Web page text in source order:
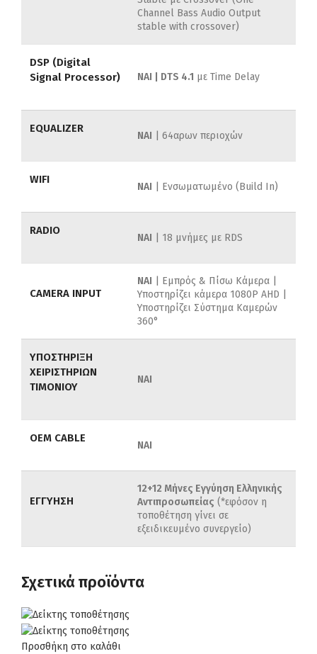
Channel Bass Audio Output
stable with crossover)
DSP (Digital
Signal Processor)
ΝΑΙ | DTS 4.1 με Time Delay
EQUALIZER
NAI | 64αρων περιοχών
WIFI
ΝΑΙ | Ενσωματωμένο (Build In)
RADIO
ΝΑΙ | 18 μνήμες με RDS
CAMERA INPUT
ΝΑΙ | Εμπρός & Πίσω Κάμερα |
Υποστηρίζει κάμερα 1080P AHD |
Υποστηρίζει Σύστημα Καμερών
360°
ΥΠΟΣΤΗΡΙΞΗ
ΧΕΙΡΙΣΤΗΡΙΩΝ
ΤΙΜΟΝΙΟΥ
ΝΑΙ
OEM CABLE
ΝΑΙ
ΕΓΓΥΗΣΗ
12+12 Μήνες Εγγύηση Ελληνικής
Αντιπροσωπείας (*εφόσον η
τοποθέτηση γίνει σε
εξειδικευμένο συνεργείο)
Σχετικά προϊόντα
Προσθήκη στο καλάθι